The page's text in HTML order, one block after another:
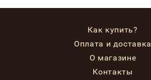
Как купить?
Оплата и доставка
О магазине
Контакты